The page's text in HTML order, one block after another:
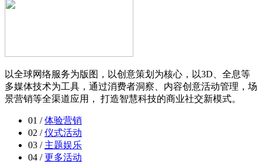
以全球网络服务为版图，以创意策划为核心，以3D、全息等
多媒体技术为工具，通过消费者洞察、内容创意活动管理，场
景营销等全渠道应用， 打造智慧科技的商业社交新模式。
01 /体验营销
02 /仪式活动
03 / 主题娱乐
04 /更多活动